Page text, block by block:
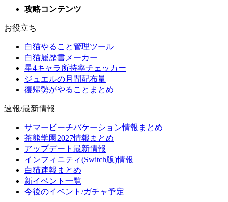
攻略コンテンツ
お役立ち
白猫やること管理ツール
白猫履歴書メーカー
星4キャラ所持率チェッカー
ジュエルの月間配布量
復帰勢がやることまとめ
速報/最新情報
サマービーチバケーション情報まとめ
茶熊学園2027情報まとめ
アップデート最新情報
インフィニティ(Switch版)情報
白猫速報まとめ
新イベント一覧
今後のイベント/ガチャ予定